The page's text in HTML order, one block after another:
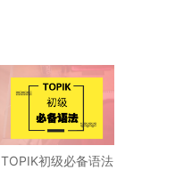
TOPIK初级必备语法